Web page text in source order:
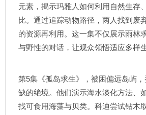
元素，揭示玛雅人如何利用自然生存
比。通过追踪动物路径，两人找到废
的资源再利用。这一集不仅展示雨林
与野性的对话，让观众领悟适应多样
第5集《孤岛求生》，被困偏远岛屿
缺的绝境。他们演示海水淡化方法、
找可食用海藻与贝类。科迪尝试钻木